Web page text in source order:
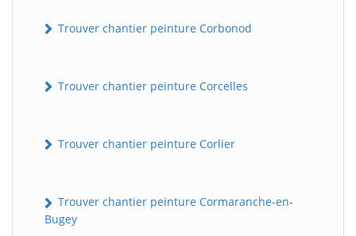
Trouver chantier peinture Corbonod
Trouver chantier peinture Corcelles
Trouver chantier peinture Corlier
Trouver chantier peinture Cormaranche-en-
Bugey
B Assistant en ligne